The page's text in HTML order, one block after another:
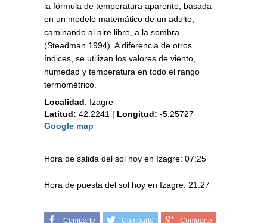
la fórmula de temperatura aparente, basada
en un modelo matemático de un adulto,
caminando al aire libre, a la sombra
(Steadman 1994). A diferencia de otros
índices, se utilizan los valores de viento,
humedad y temperatura en todo el rango
termométrico.
Localidad: Izagre
Latitud: 42.2241 | Longitud: -5.25727
Google map
Hora de salida del sol hoy en Izagre: 07:25
Hora de puesta del sol hoy en Izagre: 21:27
Comparte Comparte Comparte